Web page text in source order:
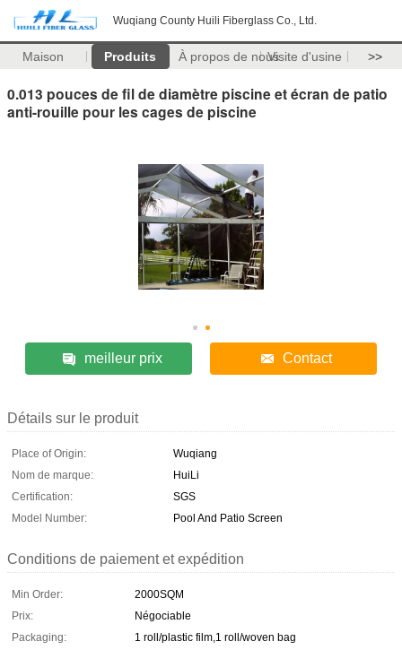
Wuqiang County Huili Fiberglass Co., Ltd.
Maison Produits À propos de nousVisite d'usine >>
0.013 pouces de fil de diamètre piscine et écran de patio
anti-rouille pour les cages de piscine
meilleur prix Contact
Détails sur le produit
Place of Origin:
Wuqiang
Nom de marque:
HuiLi
Certification:
SGS
Model Number:
Pool And Patio Screen
Conditions de paiement et expédition
Min Order:
2000SQM
Prix:
Négociable
Packaging:
1 roll/plastic film,1 roll/woven bag